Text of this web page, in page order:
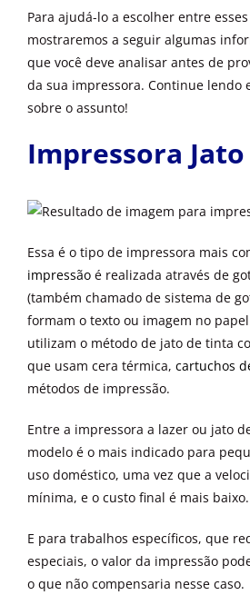
Para ajudá-lo a escolher entre
mostraremos a seguir algumas
que você deve analisar antes de
da sua impressora. Continue lendo
sobre o assunto!
Impressora
Essa é o tipo de impressora mais
impressão é realizada através de
(também chamado de sistema de
formam o texto ou imagem no
utilizam o método de jato de tinta
que usam cera térmica, cartuchos
métodos de impressão.
Entre a impressora a lazer ou jato
modelo é o mais indicado para
uso doméstico, uma vez que a
mínima, e o custo final é mais baixo.
E para trabalhos específicos, que
especiais, o valor da impressão
o que não compensaria nesse caso.